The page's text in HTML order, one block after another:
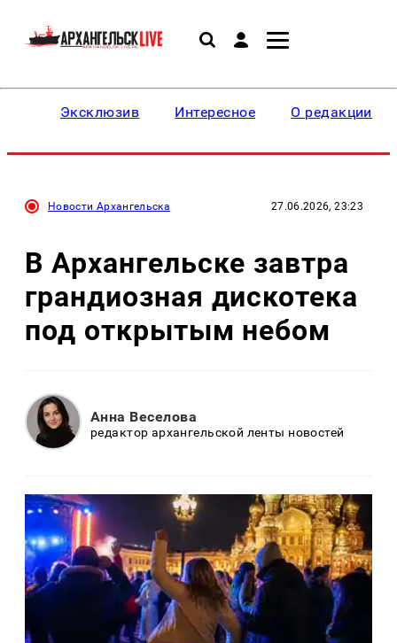
Эксклюзив Интересное О редакции
Новости Архангельска 27.06.2026, 23:23
В Архангельске завтра
грандиозная дискотека
под открытым небом
Анна Веселова
редактор архангельской ленты новостей